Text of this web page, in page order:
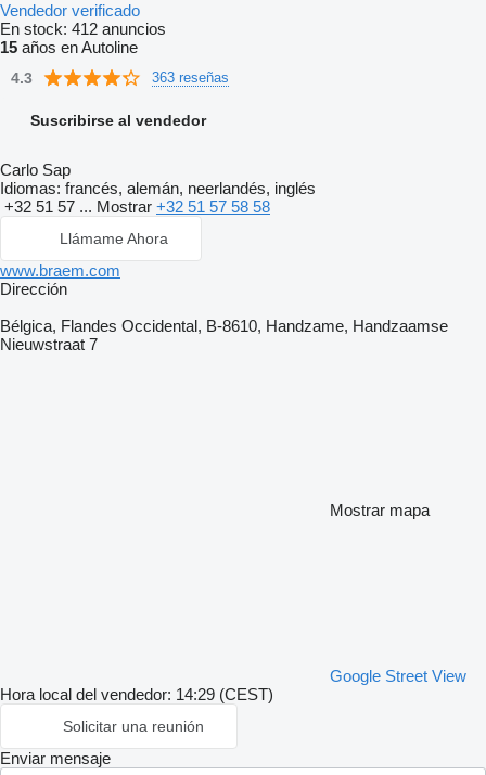
Vendedor verificado
En stock: 412 anuncios
15 años en Autoline
4.3 363 reseñas
Suscribirse al vendedor
Carlo Sap
Idiomas: francés, alemán, neerlandés, inglés
+32 51 57 ... Mostrar +32 51 57 58 58
Llámame Ahora
www.braem.com
Dirección
Bélgica, Flandes Occidental, B-8610, Handzame, Handzaamse
Nieuwstraat 7
Mostrar mapa
Google Street View
Hora local del vendedor: 14:29 (CEST)
Solicitar una reunión
Enviar mensaje